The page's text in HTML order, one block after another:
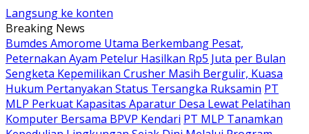
Langsung ke konten
Breaking News
Bumdes Amorome Utama Berkembang Pesat,
Peternakan Ayam Petelur Hasilkan Rp5 Juta per Bulan
Sengketa Kepemilikan Crusher Masih Bergulir, Kuasa
Hukum Pertanyakan Status Tersangka Ruksamin PT
MLP Perkuat Kapasitas Aparatur Desa Lewat Pelatihan
Komputer Bersama BPVP Kendari PT MLP Tanamkan